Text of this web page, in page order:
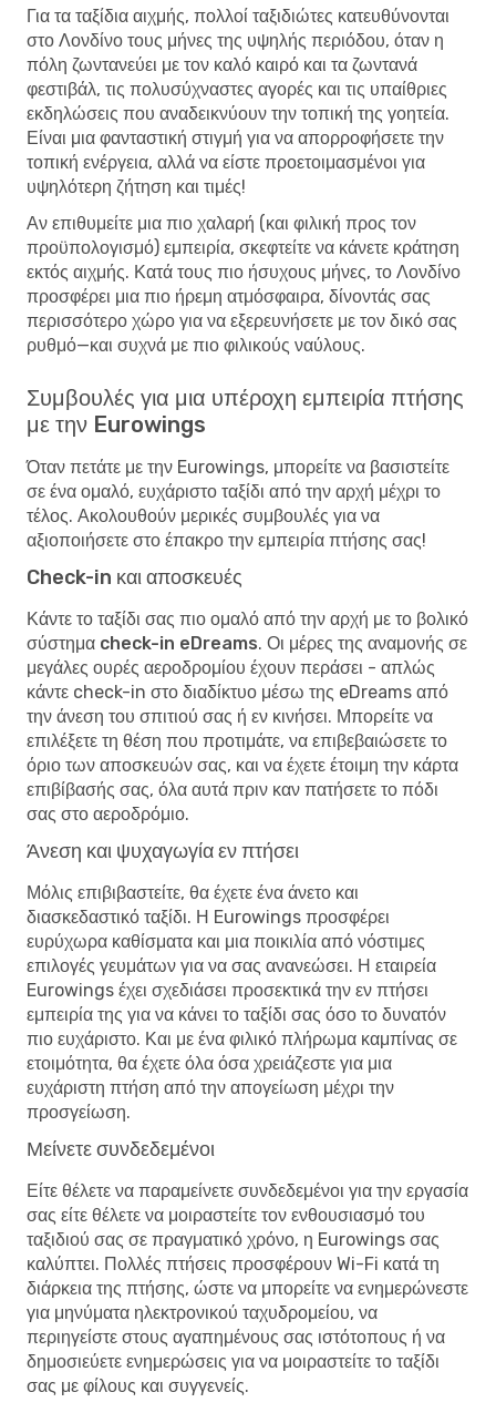
Για τα ταξίδια αιχμής, πολλοί ταξιδιώτες κατευθύνονται
στο Λονδίνο τους μήνες της υψηλής περιόδου, όταν η
πόλη ζωντανεύει με τον καλό καιρό και τα ζωντανά
φεστιβάλ, τις πολυσύχναστες αγορές και τις υπαίθριες
εκδηλώσεις που αναδεικνύουν την τοπική της γοητεία.
Είναι μια φανταστική στιγμή για να απορροφήσετε την
τοπική ενέργεια, αλλά να είστε προετοιμασμένοι για
υψηλότερη ζήτηση και τιμές!
Αν επιθυμείτε μια πιο χαλαρή (και φιλική προς τον
προϋπολογισμό) εμπειρία, σκεφτείτε να κάνετε κράτηση
εκτός αιχμής. Κατά τους πιο ήσυχους μήνες, το Λονδίνο
προσφέρει μια πιο ήρεμη ατμόσφαιρα, δίνοντάς σας
περισσότερο χώρο για να εξερευνήσετε με τον δικό σας
ρυθμό—και συχνά με πιο φιλικούς ναύλους.
Συμβουλές για μια υπέροχη εμπειρία πτήσης
με την Eurowings
Όταν πετάτε με την Eurowings, μπορείτε να βασιστείτε
σε ένα ομαλό, ευχάριστο ταξίδι από την αρχή μέχρι το
τέλος. Ακολουθούν μερικές συμβουλές για να
αξιοποιήσετε στο έπακρο την εμπειρία πτήσης σας!
Check-in και αποσκευές
Κάντε το ταξίδι σας πιο ομαλό από την αρχή με το βολικό
σύστημα check-in eDreams. Οι μέρες της αναμονής σε
μεγάλες ουρές αεροδρομίου έχουν περάσει - απλώς
κάντε check-in στο διαδίκτυο μέσω της eDreams από
την άνεση του σπιτιού σας ή εν κινήσει. Μπορείτε να
επιλέξετε τη θέση που προτιμάτε, να επιβεβαιώσετε το
όριο των αποσκευών σας, και να έχετε έτοιμη την κάρτα
επιβίβασής σας, όλα αυτά πριν καν πατήσετε το πόδι
σας στο αεροδρόμιο.
Άνεση και ψυχαγωγία εν πτήσει
Μόλις επιβιβαστείτε, θα έχετε ένα άνετο και
διασκεδαστικό ταξίδι. Η Eurowings προσφέρει
ευρύχωρα καθίσματα και μια ποικιλία από νόστιμες
επιλογές γευμάτων για να σας ανανεώσει. Η εταιρεία
Eurowings έχει σχεδιάσει προσεκτικά την εν πτήσει
εμπειρία της για να κάνει το ταξίδι σας όσο το δυνατόν
πιο ευχάριστο. Και με ένα φιλικό πλήρωμα καμπίνας σε
ετοιμότητα, θα έχετε όλα όσα χρειάζεστε για μια
ευχάριστη πτήση από την απογείωση μέχρι την
προσγείωση.
Μείνετε συνδεδεμένοι
Είτε θέλετε να παραμείνετε συνδεδεμένοι για την εργασία
σας είτε θέλετε να μοιραστείτε τον ενθουσιασμό του
ταξιδιού σας σε πραγματικό χρόνο, η Eurowings σας
καλύπτει. Πολλές πτήσεις προσφέρουν Wi-Fi κατά τη
διάρκεια της πτήσης, ώστε να μπορείτε να ενημερώνεστε
για μηνύματα ηλεκτρονικού ταχυδρομείου, να
περιηγείστε στους αγαπημένους σας ιστότοπους ή να
δημοσιεύετε ενημερώσεις για να μοιραστείτε το ταξίδι
σας με φίλους και συγγενείς.